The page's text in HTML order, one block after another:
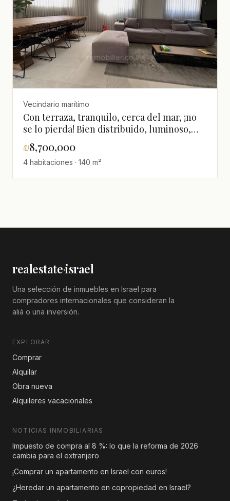
Vecindario marítimo
Con terraza, tranquilo, cerca del mar, ¡no
se lo pierda! Bien distribuido, luminoso,
espacioso, magnífico, reformado
₪8,700,000
4 habitaciones · 140 m²
realestate·israel
Una selección de inmuebles en Israel para
compradores internacionales que consideran la
aliá o una inversión.
EXPLORAR
Comprar
Alquilar
Obra nueva
Alquileres vacacionales
NOTICIAS INMOBILIARIAS
Impuesto de compra al 8 %: lo que la reforma de 2026
cambia para el extranjero
¡Comprar un apartamento en Israel con euros!
¿Heredar un apartamento en copropiedad en Israel?